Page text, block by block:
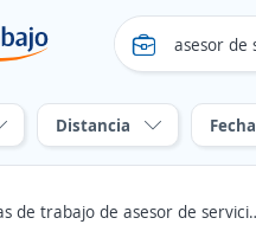
Distancia Fecha
trabajo de asesor de servicios en Garzón, Huila